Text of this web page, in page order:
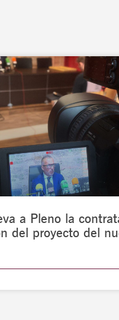
a Pleno la
del proyecto del